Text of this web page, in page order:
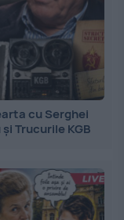
cu Serghei
Trucurile KGB